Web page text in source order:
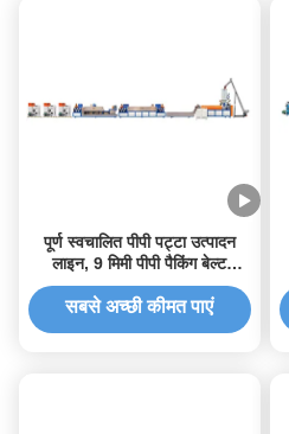
पूर्ण स्वचालित पीपी पट्टा उत्पादन
लाइन, 9 मिमी पीपी पैकिंग बेल्ट
एक्सट्रूज़न मशीन
सबसे अच्छी कीमत पाएं